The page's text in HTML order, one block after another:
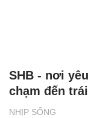
NHỊP SỐNG
SHB - nơi
chạm đến